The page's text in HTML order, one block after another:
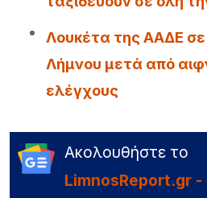
Λουκέτα της ΑΑΔΕ σε
Λήμνου μετά από
ελέγχους
Ακολουθήστε το
LimnosReport.gr